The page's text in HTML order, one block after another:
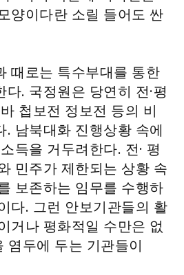
양이다란 소릴 들어도 싼
때로는 특수부대를 통한
. 국정원은 당연히 전·평
첩보전 정보전 등의 비
. 남북대화 진행상황 속에
득을 거두려한다. 전· 평
민주가 제한되는 상황 속
보존하는 임무를 수행하
다. 그런 안보기관들의 활
거나 평화적일 수만은 없
염두에 두는 기관들이